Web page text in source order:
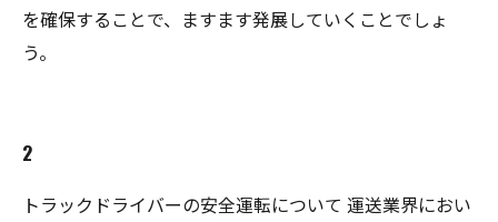
を確保することで、ますます発展していくことでしょ
う。
2
トラックドライバーの安全運転について 運送業界におい